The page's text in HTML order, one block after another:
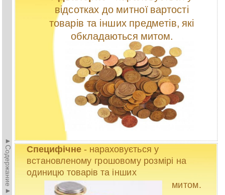
►Содержание►
відсотках до митної вартості
товарів та інших предметів, які
обкладаються митом.
Специфічне - нараховується у
встановленому грошовому розмірі на
одиницю товарів та інших
митом.